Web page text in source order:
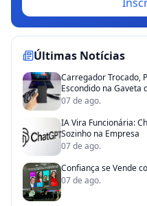
Últimas Notícias
Carregador Trocado,
Escondido na Gaveta
07 de ago.
IA Vira Funcionária:
Sozinho na Empresa
07 de ago.
Confiança se Vende
07 de ago.